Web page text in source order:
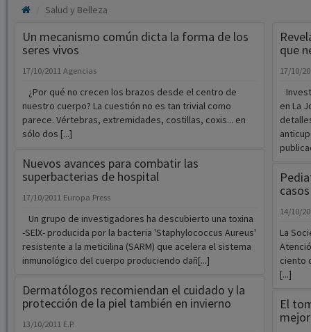
Salud y Belleza
Un mecanismo común dicta la forma de los
seres vivos
17/10/2011 Agencias
¿Por qué no crecen los brazos desde el centro de
nuestro cuerpo? La cuestión no es tan trivial como
parece. Vértebras, extremidades, costillas, coxis... en
sólo dos [...]
Nuevos avances para combatir las
superbacterias de hospital
17/10/2011 Europa Press
Un grupo de investigadores ha descubierto una toxina
-SElX- producida por la bacteria 'Staphylococcus Aureus'
resistente a la meticilina (SARM) que acelera el sistema
inmunológico del cuerpo produciendo dañ[...]
Dermatólogos recomiendan el cuidado y la
protección de la piel también en invierno
13/10/2011 E.P.
que
17/10/
en La
14/10/
La
ciento
[...]
El